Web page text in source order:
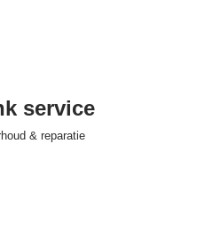
service
& reparatie